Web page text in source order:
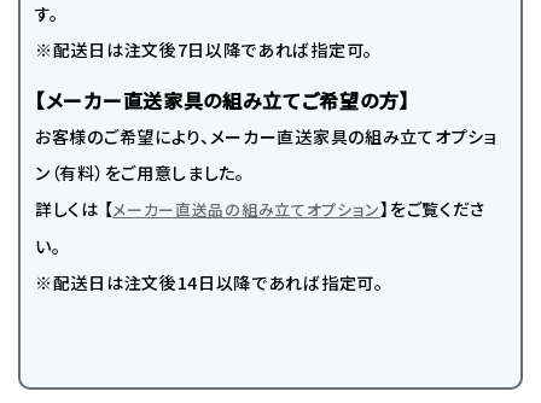
す。
※配送日は注文後7日以降であれば指定可。
【メーカー直送家具の組み立てご希望の方】
お客様のご希望により、メーカー直送家具の組み立てオプショ
ン（有料）をご用意しました。
詳しくは 【メーカー直送品の組み立てオプション】をご覧くださ
い。
※配送日は注文後14日以降であれば指定可。